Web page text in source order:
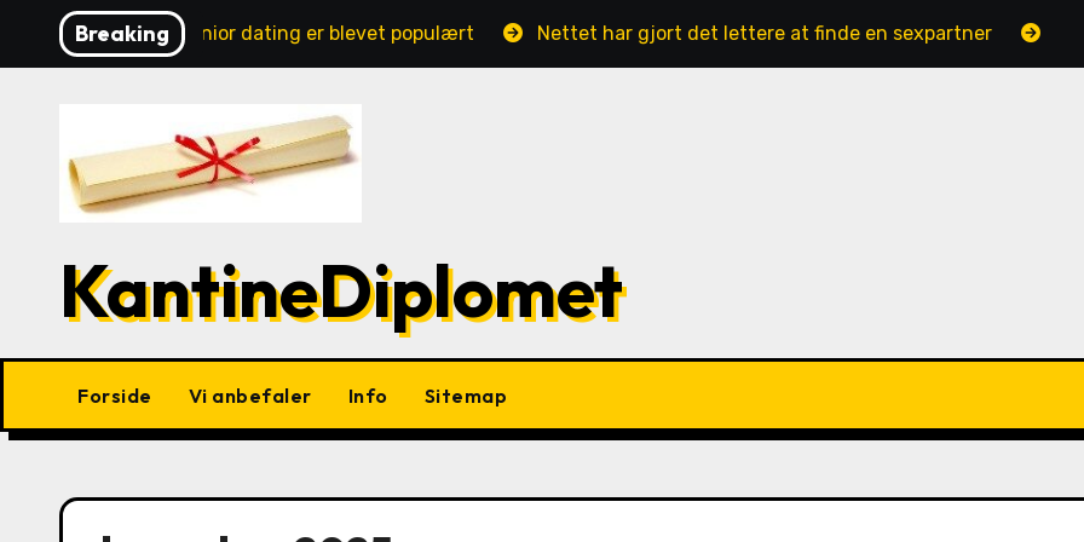
Breaking
Online senior dating er blevet populært Nettet har gjort det lettere at finde en sexpartner
KantineDiplomet
Forside Vi anbefaler Info Sitemap